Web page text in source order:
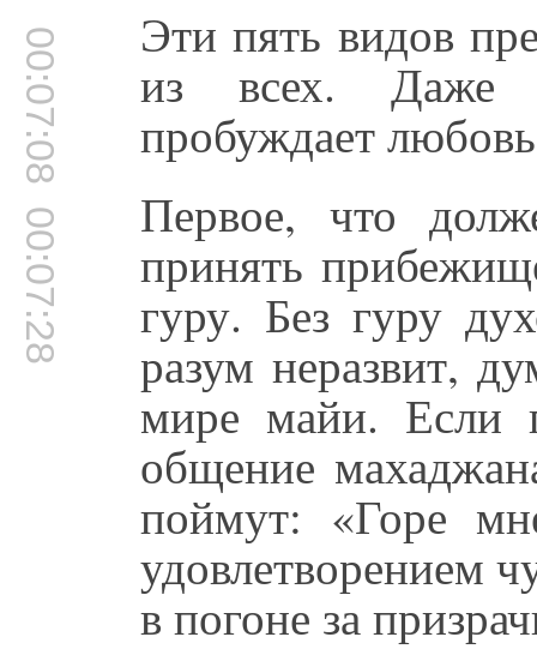
00:07:08 Эти пять видов
из всех. Даже
пробуждает
00:07:28 Первое, что
принять
гуру. Без гуру
разум неразвит,
мире майи. Если
общение
поймут: «Горе
удовлетворением
в погоне за